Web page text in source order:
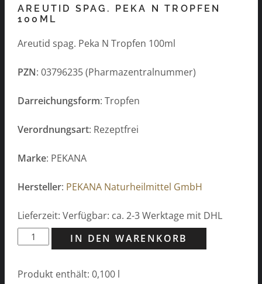
AREUTID SPAG. PEKA N TROPFEN
100ML
Areutid spag. Peka N Tropfen 100ml
PZN: 03796235 (Pharmazentralnummer)
Darreichungsform: Tropfen
Verordnungsart: Rezeptfrei
Marke: PEKANA
Hersteller: PEKANA Naturheilmittel GmbH
Lieferzeit: Verfügbar: ca. 2-3 Werktage mit DHL
Areutid
spag.
N
IN DEN WARENKORB
Produkt enthält: 0,100 l